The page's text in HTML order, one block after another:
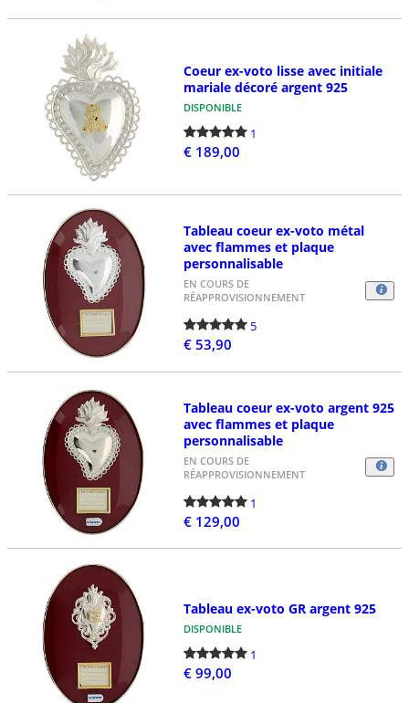
Coeur ex-voto lisse avec initiale
mariale décoré argent 925
DISPONIBLE
1
€ 189,00
Tableau coeur ex-voto métal
avec flammes et plaque
personnalisable
EN COURS DE
RÉAPPROVISIONNEMENT
5
€ 53,90
Tableau coeur ex-voto argent 925
avec flammes et plaque
personnalisable
EN COURS DE
RÉAPPROVISIONNEMENT
1
€ 129,00
Tableau ex-voto GR argent 925
DISPONIBLE
1
€ 99,00